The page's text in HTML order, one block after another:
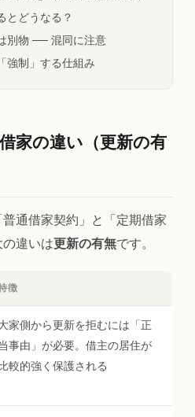
とどうなる？
別物 ── 混同に注意
強制」する仕組み
家の違い（更新の有
通借家契約」と「定期借家
違いは更新の有無です。
徴
家側から更新を拒むには「正
事由」が必要。借主の居住が
比較的強く保護される